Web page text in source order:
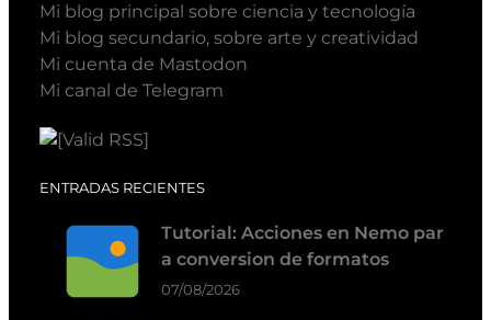
Mi blog principal sobre ciencia y tecnología
Mi blog secundario, sobre arte y creatividad
Mi cuenta de Mastodon
Mi canal de Telegram
ENTRADAS RECIENTES
Tutorial: Acciones en Nemo par
a conversion de formatos
07/08/2026